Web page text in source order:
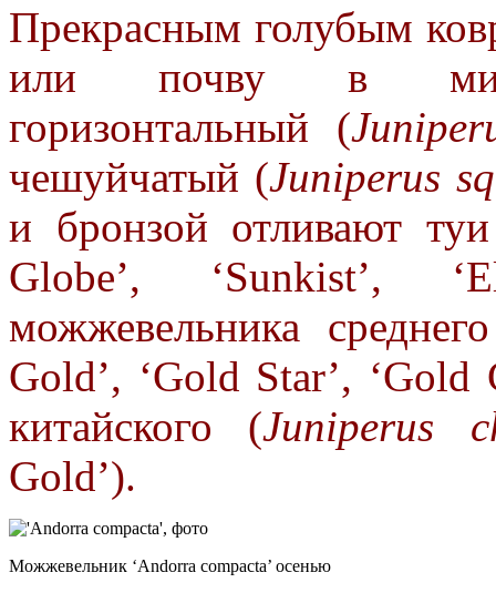
Прекрасным голубым
или почву в
горизонтальный (
чешуйчатый (Juniperus
и бронзой отливают
Globe’, ‘Sunkist’,
можжевельника
Gold’, ‘Gold Star’,
китайского (Juniperus
Gold’).
Можжевельник ‘Аndorra compacta’ осенью